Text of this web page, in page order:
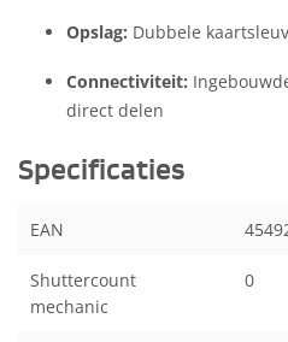
Opslag: Dubbele
Connectiviteit:
direct delen
Specificaties
EAN
Shuttercount
mechanic
0